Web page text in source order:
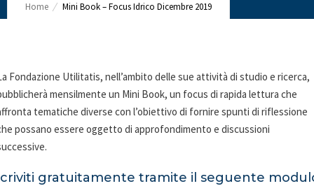
Home Mini Book – Focus Idrico Dicembre 2019
Fondazione Utilitatis, nell’ambito delle sue attività di studio e ricerca,
mensilmente un Mini Book, un focus di rapida lettura che
tematiche diverse con l’obiettivo di fornire spunti di riflessione
possano essere oggetto di approfondimento e discussioni
gratuitamente tramite il seguente